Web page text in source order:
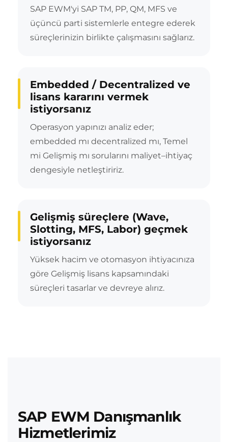
SAP EWM'yi SAP TM, PP, QM, MFS ve
üçüncü parti sistemlerle entegre ederek
süreçlerinizin birlikte çalışmasını sağlarız.
Embedded / Decentralized ve
lisans kararını vermek
istiyorsanız
Operasyon yapınızı analiz eder;
embedded mı decentralized mı, Temel
mi Gelişmiş mı sorularını maliyet–ihtiyaç
dengesiyle netleştiririz.
Gelişmiş süreçlere (Wave,
Slotting, MFS, Labor) geçmek
istiyorsanız
Yüksek hacim ve otomasyon ihtiyacınıza
göre Gelişmiş lisans kapsamındaki
süreçleri tasarlar ve devreye alırız.
SAP EWM Danışmanlık
Hizmetlerimiz